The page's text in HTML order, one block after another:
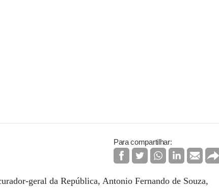
Para compartilhar:
geral da República, Antonio Fernando de Souza,